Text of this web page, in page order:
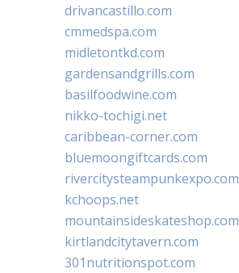
drivancastillo.com
cmmedspa.com
midletontkd.com
gardensandgrills.com
basilfoodwine.com
nikko-tochigi.net
caribbean-corner.com
bluemoongiftcards.com
rivercitysteampunkexpo.com
kchoops.net
mountainsideskateshop.com
kirtlandcitytavern.com
301nutritionspot.com